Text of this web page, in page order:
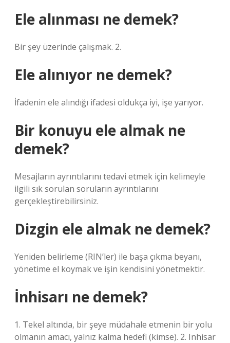
Ele alınması ne demek?
Bir şey üzerinde çalışmak. 2.
Ele alınıyor ne demek?
İfadenin ele alındığı ifadesi oldukça iyi, işe yarıyor.
Bir konuyu ele almak ne
demek?
Mesajların ayrıntılarını tedavi etmek için kelimeyle
ilgili sık sorulan soruların ayrıntılarını
gerçekleştirebilirsiniz.
Dizgin ele almak ne demek?
Yeniden belirleme (RIN’ler) ile başa çıkma beyanı,
yönetime el koymak ve işin kendisini yönetmektir.
İnhisarı ne demek?
1. Tekel altında, bir şeye müdahale etmenin bir yolu
olmanın amacı, yalnız kalma hedefi (kimse). 2. Inhisar